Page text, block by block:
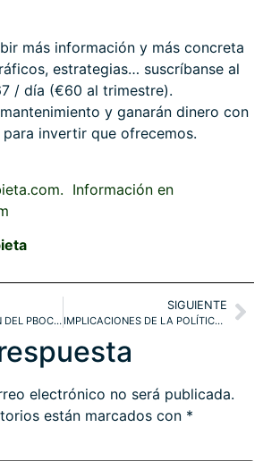
más información y más concreta
estrategias… suscríbanse al
/ día (€60 al trimestre).
y ganarán dinero con
invertir que ofrecemos.
Información en
HISTÓRICA DECISIÓN DEL PBOC, ALINEADA CON CAMBIOS PROFUNDOS Y EN CIERNES. ESTRATEGIA +20%
SIGUIENTE
IMPLICACIONES DE LA POLÍTICA DEL PBOC. EURO-YUAN, DAX, SP500
electrónico no será publicada.
están marcados con *